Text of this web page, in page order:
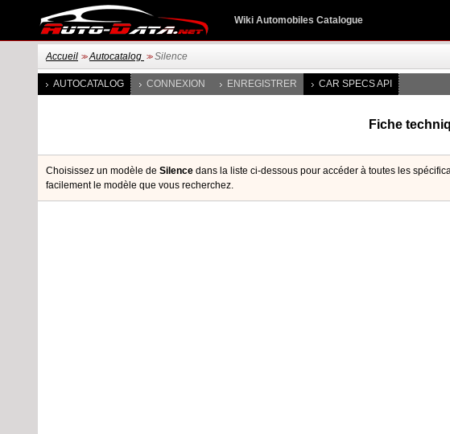
Wiki Automobiles Catalogue
Accueil >> Autocatalog >> Silence
AUTOCATALOG CONNEXION ENREGISTRER CAR SPECS API
Fiche
Choisissez un modèle de Silence dans la liste ci-dessous pour accéder à toutes les
facilement le modèle que vous recherchez.